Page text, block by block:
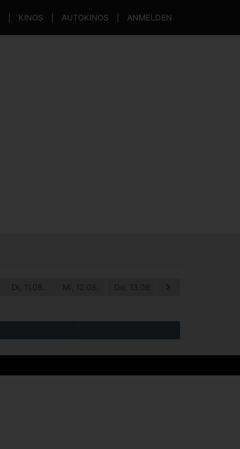
KINOS AUTOKINOS ANMELDEN
Di, 11.08. Mi, 12.08. Do, 13.08. Fr, 14.08.